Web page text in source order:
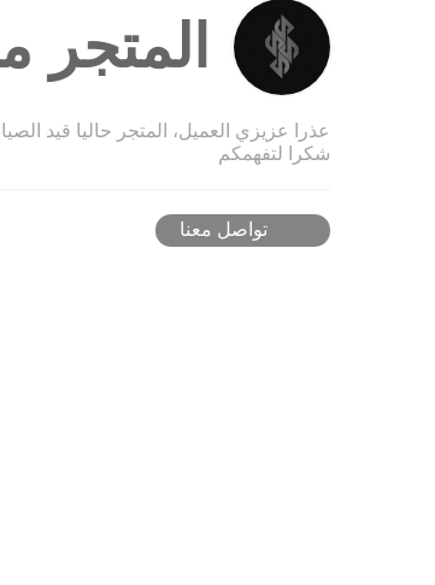
المتجر
عذرا عزيزي العميل، المتجر حاليا قيد
شكرا لتفهمكم
تواصل معنا